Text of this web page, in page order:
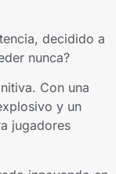
decidido a
nunca?
Con una
y un
jugadores